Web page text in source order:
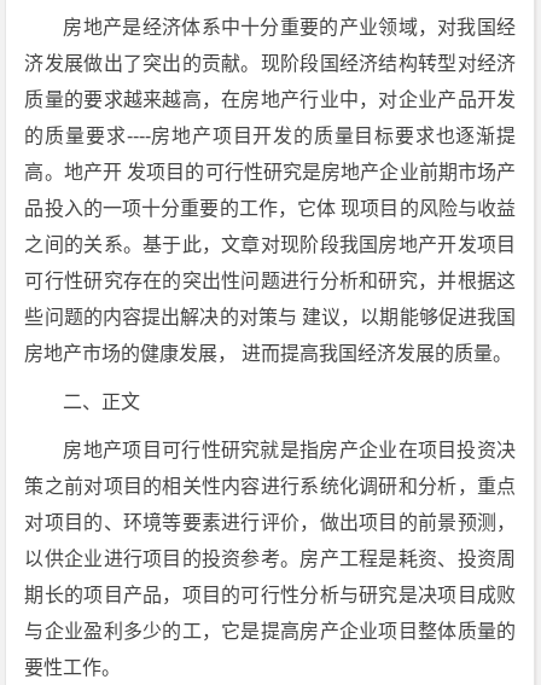
房地产是经济体系中十分重要的产业领域，对我国经
济发展做出了突出的贡献。现阶段国经济结构转型对经济
质量的要求越来越高，在房地产行业中，对企业产品开发
的质量要求----房地产项目开发的质量目标要求也逐渐提
高。地产开 发项目的可行性研究是房地产企业前期市场产
品投入的一项十分重要的工作，它体 现项目的风险与收益
之间的关系。基于此，文章对现阶段我国房地产开发项目
可行性研究存在的突出性问题进行分析和研究，并根据这
些问题的内容提出解决的对策与 建议，以期能够促进我国
房地产市场的健康发展， 进而提高我国经济发展的质量。
二、正文
房地产项目可行性研究就是指房产企业在项目投资决
策之前对项目的相关性内容进行系统化调研和分析，重点
对项目的、环境等要素进行评价，做出项目的前景预测，
以供企业进行项目的投资参考。房产工程是耗资、投资周
期长的项目产品，项目的可行性分析与研究是决项目成败
与企业盈利多少的工，它是提高房产企业项目整体质量的
要性工作。